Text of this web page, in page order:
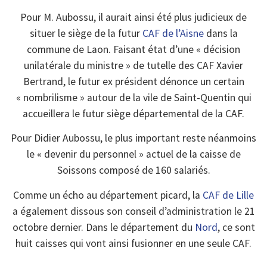
Pour M. Aubossu, il aurait ainsi été plus judicieux de
situer le siège de la futur CAF de l’Aisnedans la
commune de Laon. Faisant état d’une « décision
unilatérale du ministre » de tutelle des CAF Xavier
Bertrand, le futur ex président dénonce un certain
« nombrilisme » autour de la vile de Saint-Quentin qui
accueillera le futur siège départemental de la CAF.
Pour Didier Aubossu, le plus important reste néanmoins
le « devenir du personnel » actuel de la caisse de
Soissons composé de 160 salariés.
Comme un écho au département picard, la CAF de Lille
a également dissous son conseil d’administration le 21
octobre dernier. Dans le département du Nord, ce sont
huit caisses qui vont ainsi fusionner en une seule CAF.